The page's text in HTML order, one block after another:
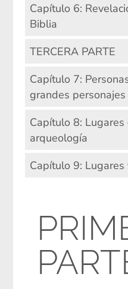
Capítulo 6:
Biblia
TERCERA PARTE
Capítulo 7:
grandes
Capítulo 8:
arqueología
Capítulo 9: Lugares